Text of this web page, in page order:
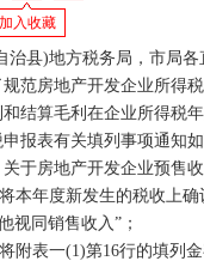
加入收藏
治县)地方税务局，市局各
房地产开发企业所得税
结算毛利在企业所得税
报表有关填列事项通知如
房地产开发企业预售收
年度新发生的税收上确
视同销售收入”；
表一(1)第16行的填列金